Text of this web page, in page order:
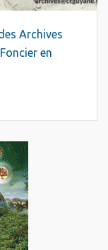
Archives
en